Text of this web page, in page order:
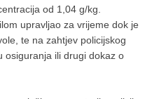
od 1,04 g/kg.
upravljao za vrijeme dok je
te na zahtjev policijskog
osiguranja ili drugi dokaz o